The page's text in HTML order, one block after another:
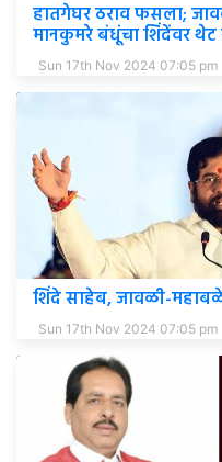
हातगेघर ठराव फसला;
मानकुमरे बंधूंचा शिंदेंवर
Sun 17th Nov 2024 07:05 pm
शिंदे साहेब, जावळी-
Sun 17th Nov 2024 07:05 pm